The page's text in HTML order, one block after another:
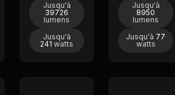
Jusqu'à
39726
lumens
Jusqu'à
241 watts
Jusqu'à
8950
lumens
Jusqu'à 77
watts